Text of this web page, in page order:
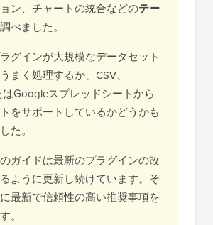
ン、チャートの統合などのテー
べました。
グインが大規模なデータセット
まく処理するか、CSV、
はGoogleスプレッドシートから
をサポートしているかどうかも
た。
ガイドは最新のプラグインの改
ように更新し続けています。そ
最新で信頼性の高い推奨事項を
。